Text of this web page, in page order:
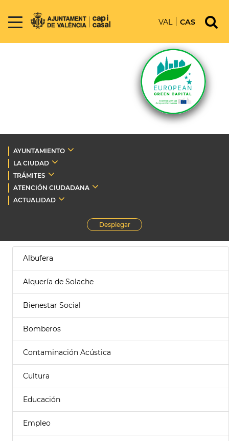
VAL CAS
AYUNTAMIENTO
LA CIUDAD
TRÁMITES
ATENCIÓN CIUDADANA
ACTUALIDAD
Desplegar
Albufera
Alquería de Solache
Bienestar Social
Bomberos
Contaminación Acústica
Cultura
Educación
Empleo